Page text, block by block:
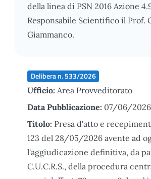
della linea di PSN 2016 Azione
Responsabile Scientifico il Prof.
Giammanco.
Delibera n. 533/2026
Ufficio: Area Provveditorato
Data Pubblicazione: 07/06/2026
Titolo: Presa d'atto e
123 del 28/05/2026 avente ad
l'aggiudicazione definitiva, da
C.U.C.R.S., della procedura